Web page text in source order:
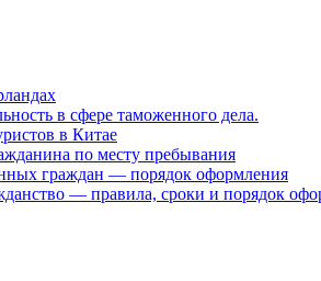
в сфере таможенного дела.
в Китае
по месту пребывания
граждан — порядок оформления
— правила, сроки и порядок